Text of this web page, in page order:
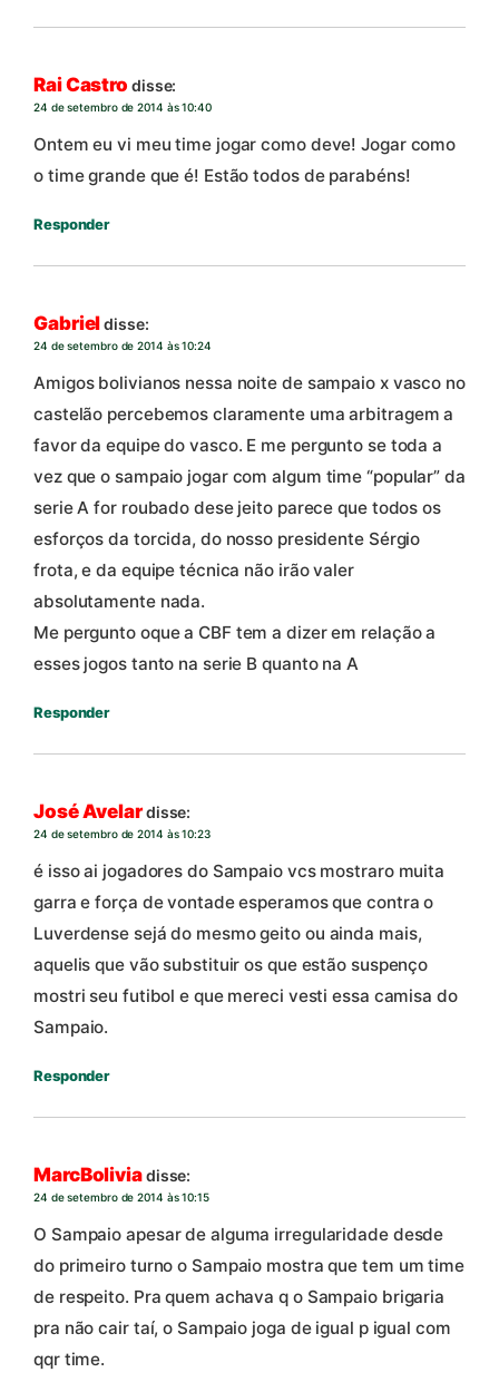
Rai Castro disse:
24 de setembro de 2014 às 10:40
Ontem eu vi meu time jogar como deve! Jogar como
o time grande que é! Estão todos de parabéns!
Responder
Gabrieldisse:
24 de setembro de 2014 às 10:24
Amigos bolivianos nessa noite de sampaio x vasco no
castelão percebemos claramente uma arbitragem a
favor da equipe do vasco. E me pergunto se toda a
vez que o sampaio jogar com algum time “popular” da
serie A for roubado dese jeito parece que todos os
esforços da torcida, do nosso presidente Sérgio
frota, e da equipe técnica não irão valer
absolutamente nada.
Me pergunto oque a CBF tem a dizer em relação a
esses jogos tanto na serie B quanto na A
Responder
José Avelardisse:
24 de setembro de 2014 às 10:23
é isso ai jogadores do Sampaio vcs mostraro muita
garra e força de vontade esperamos que contra o
Luverdense sejá do mesmo geito ou ainda mais,
aquelis que vão substituir os que estão suspenço
mostri seu futibol e que mereci vesti essa camisa do
Sampaio.
Responder
MarcBoliviadisse:
24 de setembro de 2014 às 10:15
O Sampaio apesar de alguma irregularidade desde
do primeiro turno o Sampaio mostra que tem um time
de respeito. Pra quem achava q o Sampaio brigaria
pra não cair taí, o Sampaio joga de igual p igual com
qqr time.